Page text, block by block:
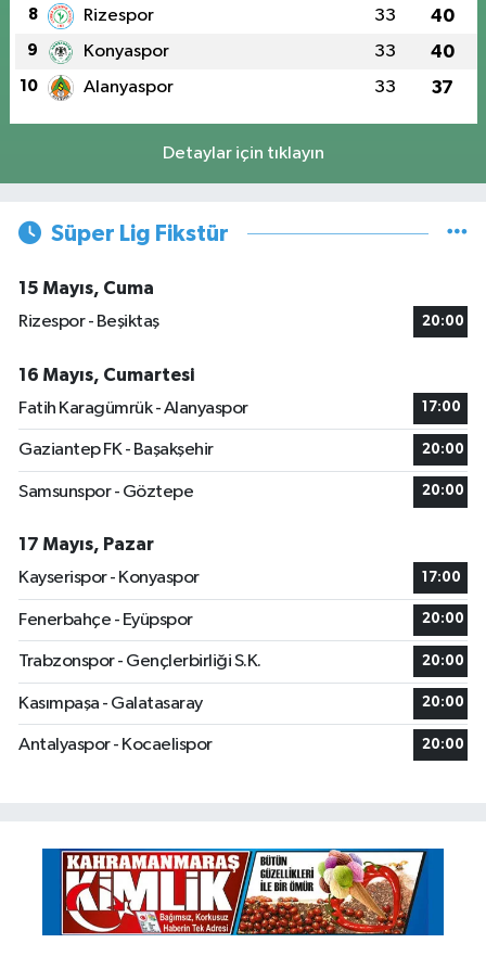
8 Rizespor 33 40
9 Konyaspor 33 40
10 Alanyaspor 33 37
Detaylar için tıklayın
Süper Lig Fikstür
15 Mayıs, Cuma
Rizespor - Beşiktaş
20:00
16 Mayıs, Cumartesi
Fatih Karagümrük - Alanyaspor
17:00
Gaziantep FK - Başakşehir 20:00
Samsunspor - Göztepe 20:00
17 Mayıs, Pazar
Kayserispor - Konyaspor
17:00
Fenerbahçe - Eyüpspor 20:00
Trabzonspor - Gençlerbirliği S.K. 20:00
Kasımpaşa - Galatasaray 20:00
Antalyaspor - Kocaelispor 20:00